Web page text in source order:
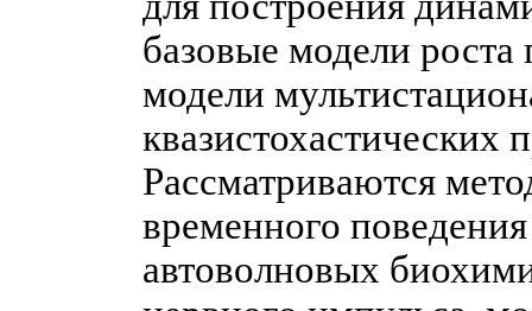
базовые модели
модели
квазистохастических
Рассматриваются
временного
автоволновых